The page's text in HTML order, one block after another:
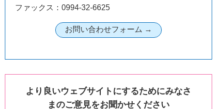
ファックス：0994-32-6625
より良いウェブサイトにするためにみなさ
まのご意見をお聞かせください